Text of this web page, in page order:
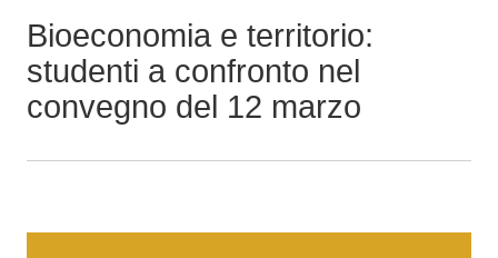
r
i
n
a
Bioeconomia e territorio:
studenti a confronto nel
convegno del 12 marzo